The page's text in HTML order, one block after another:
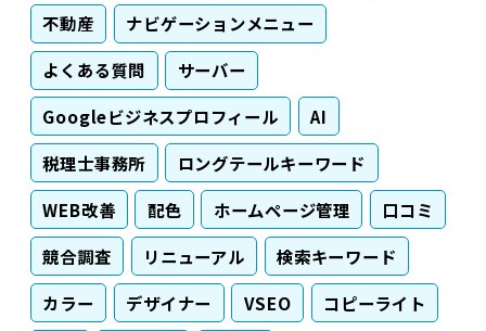
不動産
ナビゲーションメニュー
よくある質問
サーバー
Googleビジネスプロフィール
AI
税理士事務所
ロングテールキーワード
WEB改善
配色 ホームページ管理
口コミ
競合調査
リニューアル
検索キーワード
カラー
デザイナー VSEO
コピーライト